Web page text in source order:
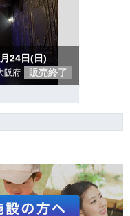
24日(日)
阪府 販売終了